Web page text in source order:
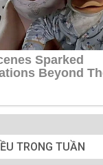
TRONG TUẦN